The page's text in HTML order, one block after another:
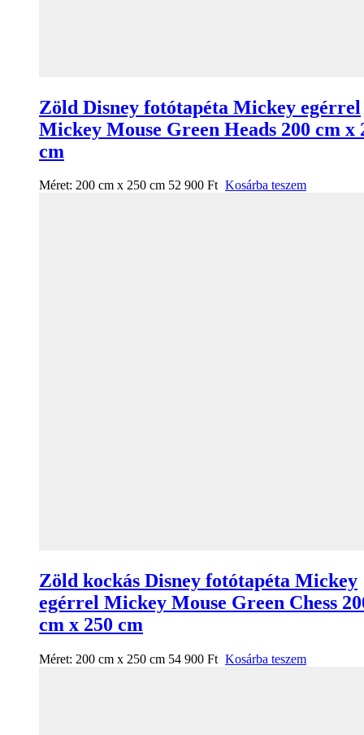
Zöld Disney fotótapéta Mickey egérrel
Mickey Mouse Green Heads 200 cm x
cm
Méret: 200 cm x 250 cm 52 900 Ft Kosárba teszem
Zöld kockás Disney fotótapéta Mickey
egérrel Mickey Mouse Green Chess
cm x 250 cm
Méret: 200 cm x 250 cm 54 900 Ft Kosárba teszem